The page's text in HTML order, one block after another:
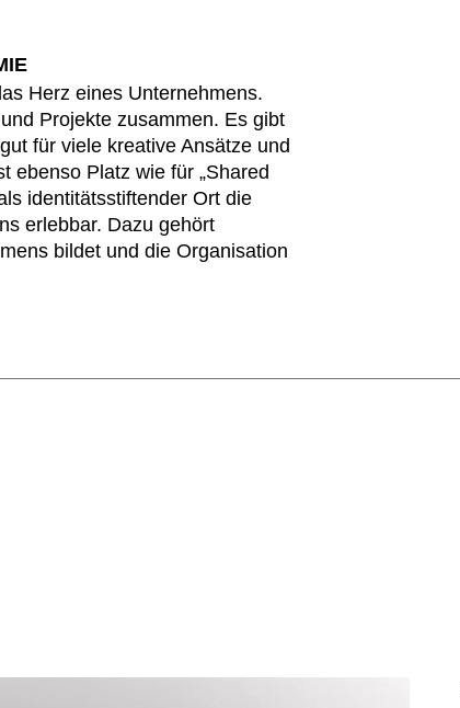
Herz eines Unternehmens.
Projekte zusammen. Es gibt
für viele kreative Ansätze und
ebenso Platz wie für „Shared
identitätsstiftender Ort die
erlebbar. Dazu gehört
bildet und die Organisation